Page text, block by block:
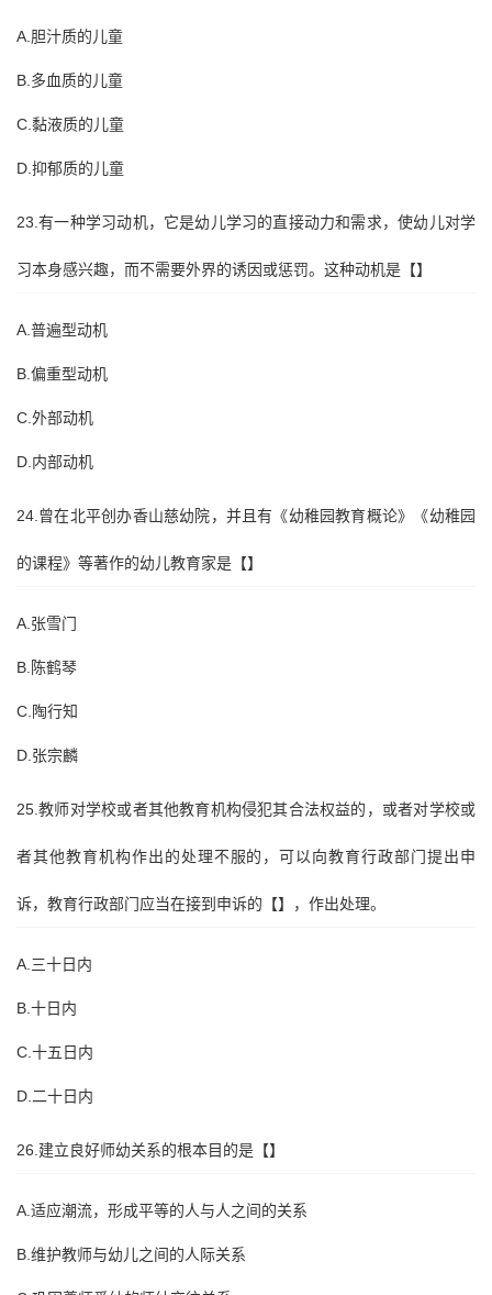
A.胆汁质的儿童
B.多血质的儿童
C.黏液质的儿童
D.抑郁质的儿童
23.有一种学习动机，它是幼儿学习的直接动力和需求，使幼儿对学
习本身感兴趣，而不需要外界的诱因或惩罚。这种动机是【】
A.普遍型动机
B.偏重型动机
C.外部动机
D.内部动机
24.曾在北平创办香山慈幼院，并且有《幼稚园教育概论》《幼稚园
的课程》等著作的幼儿教育家是【】
A.张雪门
B.陈鹤琴
C.陶行知
D.张宗麟
25.教师对学校或者其他教育机构侵犯其合法权益的，或者对学校或
者其他教育机构作出的处理不服的，可以向教育行政部门提出申
诉，教育行政部门应当在接到申诉的【】，作出处理。
A.三十日内
B.十日内
C.十五日内
D.二十日内
26.建立良好师幼关系的根本目的是【】
A.适应潮流，形成平等的人与人之间的关系
B.维护教师与幼儿之间的人际关系